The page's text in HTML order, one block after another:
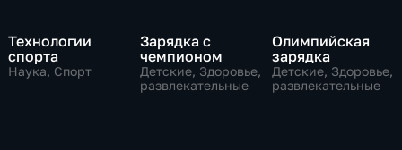
Технологии
спорта
Наука, Спорт
Зарядка с
чемпионом
Детские, Здоровье,
развлекательные
Олимпийская
зарядка
Детские, Здоровье,
развлекательные